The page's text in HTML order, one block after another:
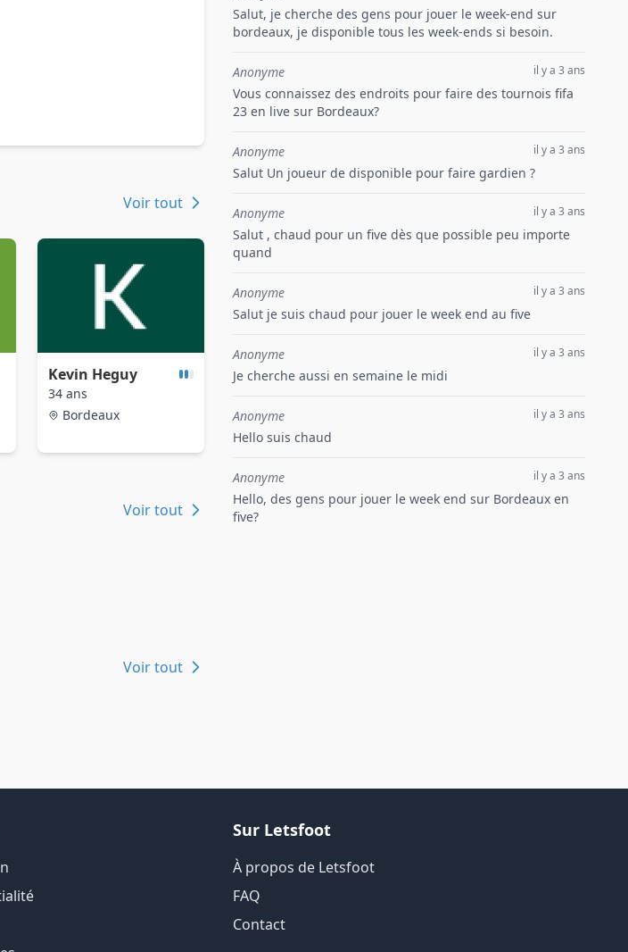
Voir tout
Kevin Heguy
34 ans
Bordeaux
Voir tout
Voir tout
Salut, je cherche des gens pour jouer le week-end sur
bordeaux, je disponible tous les week-ends si besoin.
Anonyme il y a 3 ans
Vous connaissez des endroits pour faire des tournois fifa
23 en live sur Bordeaux?
Anonyme il y a 3 ans
Salut Un joueur de disponible pour faire gardien ?
Anonyme il y a 3 ans
Salut , chaud pour un five dès que possible peu importe
quand
Anonyme il y a 3 ans
Salut je suis chaud pour jouer le week end au five
Anonyme il y a 3 ans
Je cherche aussi en semaine le midi
Anonyme il y a 3 ans
Hello suis chaud
Anonyme il y a 3 ans
Hello, des gens pour jouer le week end sur Bordeaux en
five?
Sur Letsfoot
À propos de Letsfoot
FAQ
Contact